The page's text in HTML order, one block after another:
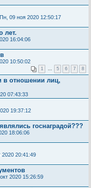
Пн, 09 ноя 2020 12:50:17
лет.
16:04:06
10:50:02
1 … 5 6 7 8
в отношении лиц,
07:43:33
19:37:12
госнаградой???
18:06:06
2020 20:41:49
2020 15:26:59